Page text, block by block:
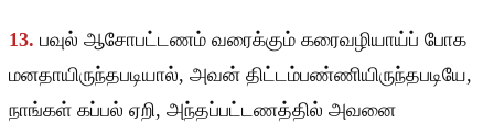
13. பவுல் ஆசோபட்டணம் வரைக்கும் கரைவழியாய்ப் போக
மனதாயிருந்தபடியால், அவன் திட்டம்பண்ணியிருந்தபடியே,
நாங்கள் கப்பல் ஏறி, அந்தப்பட்டணத்தில் அவனை